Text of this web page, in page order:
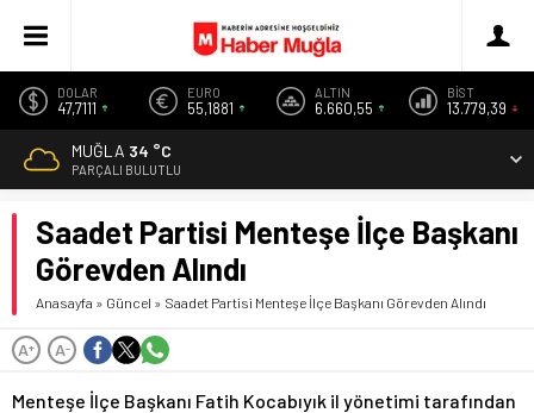
DOLAR
47,7111
EURO
55,1881
ALTIN
6.660,55
BİST
13.779,39
MUĞLA 34 °C
PARÇALI BULUTLU
Saadet Partisi Menteşe İlçe Başkanı
Görevden Alındı
Anasayfa » Güncel » Saadet Partisi Menteşe İlçe Başkanı Görevden Alındı
A+ A-
Menteşe İlçe Başkanı Fatih Kocabıyık il yönetimi tarafından